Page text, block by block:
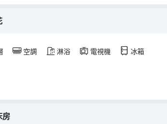
空調 淋浴 電視機 冰箱
房